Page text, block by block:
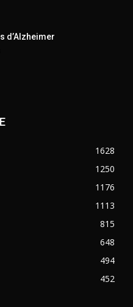
d’Alzheimer
1628
1250
1176
1113
815
648
494
452